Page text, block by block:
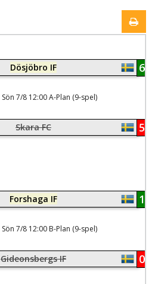
Dösjöbro IF 6
Sön 7/8 12:00 A-Plan (9-spel)
Skara FC 5
Forshaga IF 10
Sön 7/8 12:00 B-Plan (9-spel)
Gideonsbergs IF 0